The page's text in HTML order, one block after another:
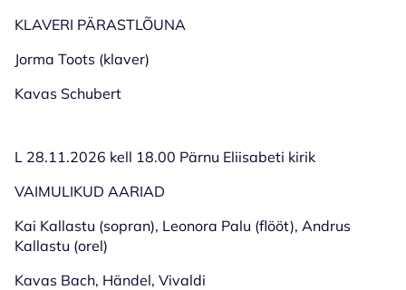
KLAVERI PÄRASTLÕUNA
Jorma Toots (klaver)
Kavas Schubert
L 28.11.2026 kell 18.00 Pärnu Eliisabeti kirik
VAIMULIKUD AARIAD
Kai Kallastu (sopran), Leonora Palu (flööt), Andrus
Kallastu (orel)
Kavas Bach, Händel, Vivaldi